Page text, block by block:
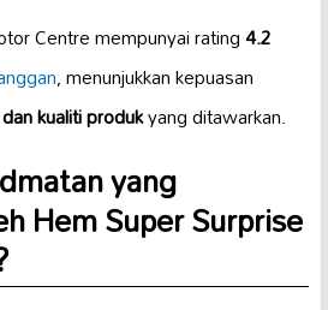
Centre mempunyai rating4.2
, menunjukkan kepuasan
kualiti produkyang ditawarkan.
yang
Hem Super Surprise